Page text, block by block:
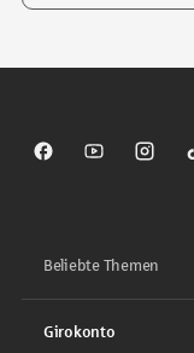
Sparkasse auf
Sparkasse
Beliebte Themen
Girokonto